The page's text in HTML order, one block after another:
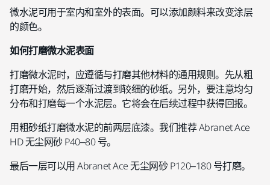
微水泥可用于室内和室外的表面。可以添加颜料来改变涂层
的颜色。
如何打磨微水泥表面
打磨微水泥时，应遵循与打磨其他材料的通用规则。先从粗
打磨开始，然后逐渐过渡到较细的砂纸。另外，要注意均匀
分布和打磨每一个水泥层。它将会在后续过程中获得回报。
用粗砂纸打磨微水泥的前两层底漆。我们推荐 Abranet Ace
HD 无尘网砂 P40–80 号。
最后一层可以用 Abranet Ace 无尘网砂 P120–180 号打磨。